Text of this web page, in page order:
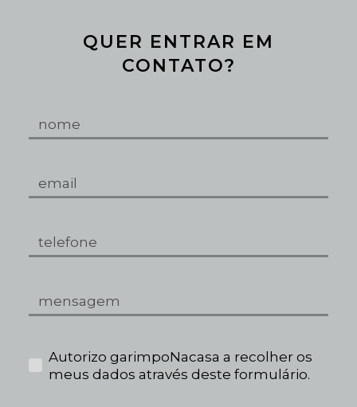
QUER ENTRAR EM
CONTATO?
Autorizo garimpoNacasa a recolher os
meus dados através deste formulário.